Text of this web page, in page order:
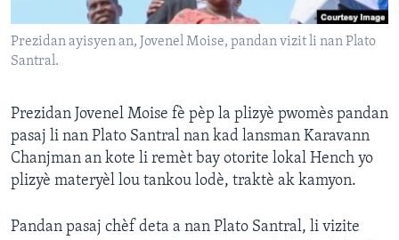
Prezidan ayisyen an, Jovenel Moise, pandan vizit li nan Plato
Santral.
Prezidan Jovenel Moise fè pèp la plizyè pwomès pandan
pasaj li nan Plato Santral nan kad lansman Karavann
Chanjman an kote li remèt bay otorite lokal Hench yo
plizyè materyèl lou tankou lodè, traktè ak kamyon.
Pandan pasaj chèf deta a nan Plato Santral, li vizite